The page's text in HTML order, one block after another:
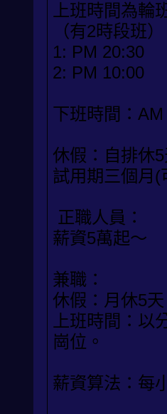
上班時間為輪
（有2時段班）
1: PM 20:30
2: PM 10:00
下班時間：
休假：自排休
試用期三個月(
正職人員：
薪資5萬起～
兼職：
休假：月休5天
上班時間：
崗位。
薪資算法：每